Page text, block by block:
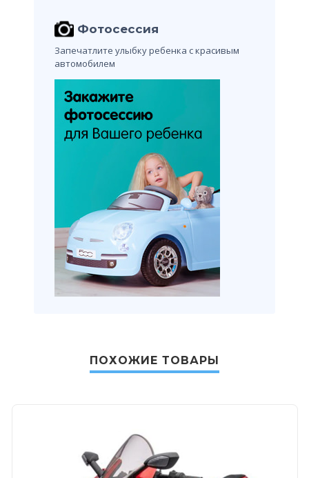
Фотосессия
Запечатлите улыбку ребенка с красивым
автомобилем
ПОХОЖИЕ ТОВАРЫ